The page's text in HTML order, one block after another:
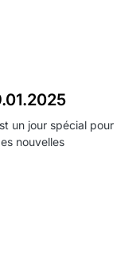
un jour spécial pour
nouvelles